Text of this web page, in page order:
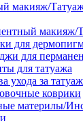
макияж/
макияж/
для
для
для татуажа
ухода за
коврики
материлы/